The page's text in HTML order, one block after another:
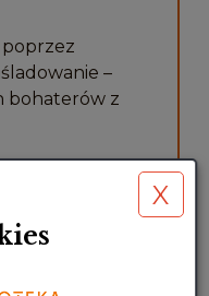
poprzez
–
bohaterów z
X